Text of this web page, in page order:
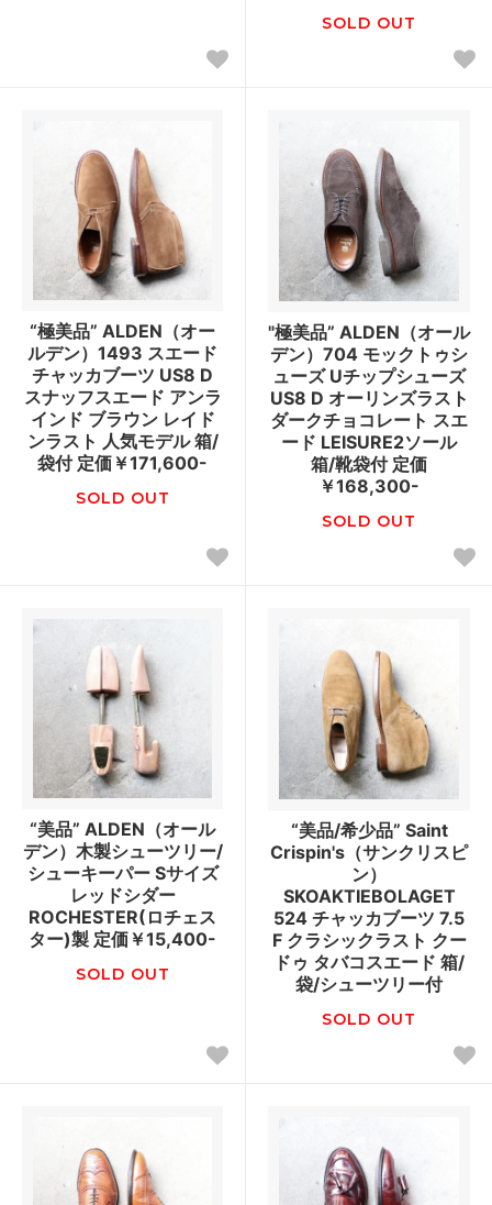
SOLD OUT
“極美品” ALDEN（オー
ルデン）1493 スエード
チャッカブーツ US8 D
スナッフスエード アンラ
インド ブラウン レイド
ンラスト 人気モデル 箱/
袋付 定価￥171,600-
SOLD OUT
"極美品” ALDEN（オール
デン）704 モックトゥシ
ューズ Uチップシューズ
US8 D オーリンズラスト
ダークチョコレート スエ
ード LEISURE2ソール
箱/靴袋付 定価
￥168,300-
SOLD OUT
“美品” ALDEN（オール
デン）木製シューツリー/
シューキーパー Sサイズ
レッドシダー
ROCHESTER(ロチェス
ター)製 定価￥15,400-
SOLD OUT
“美品/希少品” Saint
Crispin's（サンクリスピ
ン）
SKOAKTIEBOLAGET
524 チャッカブーツ 7.5
F クラシックラスト クー
ドゥ タバコスエード 箱/
袋/シューツリー付
SOLD OUT